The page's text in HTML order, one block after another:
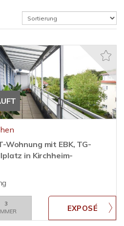
mit EBK, TG-
in Kirchheim-
3